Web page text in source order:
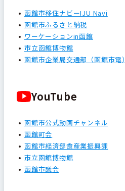
函館市移住ナビーIJU Navi
函館市ふるさと納税
ワーケーションin函館
市立函館博物館
函館市企業局交通部（函館市電）
YouTube
函館市公式動画チャンネル
函館町会
函館市経済部食産業振興課
市立函館博物館
函館市議会